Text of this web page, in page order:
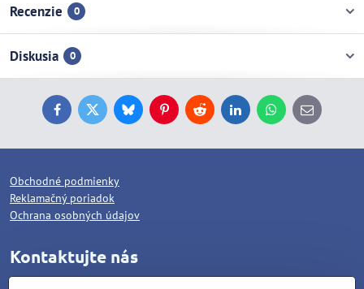
Recenzie 0
Diskusia 0
FacebookTwitterBlueskyPinterestReddit LinkedInWhatsApp
E-
mail
Obchodné podmienky
Reklamačný poriadok
Ochrana osobných údajov
Kontaktujte nás